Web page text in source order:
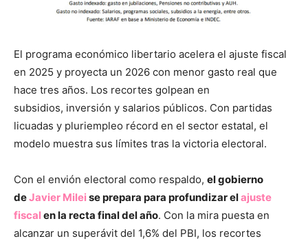
El programa económico libertario acelera el ajuste fiscal
en 2025 y proyecta un 2026 con menor gasto real que
hace tres años. Los recortes golpean en
subsidios, inversión y salarios públicos. Con partidas
licuadas y pluriempleo récord en el sector estatal, el
modelo muestra sus límites tras la victoria electoral.
Con el envión electoral como respaldo, el gobierno
deJavier Milei se prepara para profundizar elajuste
fiscal en la recta final del año. Con la mira puesta en
alcanzar un superávit del 1,6% del PBI, los recortes